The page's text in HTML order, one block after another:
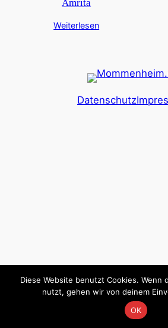
Amrita
Weiterlesen
Datenschutz
Diese Website benutzt Cookies. Wenn
nutzt, gehen wir von deinem
OK